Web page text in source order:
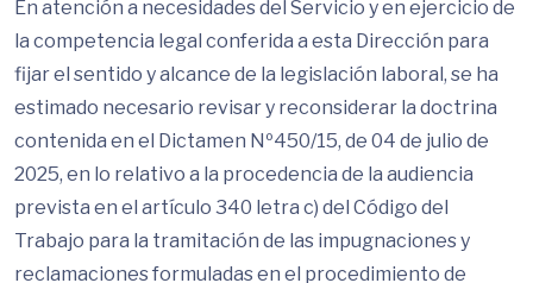
En atención a necesidades del Servicio y en ejercicio de
la competencia legal conferida a esta Dirección para
fijar el sentido y alcance de la legislación laboral, se ha
estimado necesario revisar y reconsiderar la doctrina
contenida en el Dictamen Nº450/15, de 04 de julio de
2025, en lo relativo a la procedencia de la audiencia
prevista en el artículo 340 letra c) del Código del
Trabajo para la tramitación de las impugnaciones y
reclamaciones formuladas en el procedimiento de